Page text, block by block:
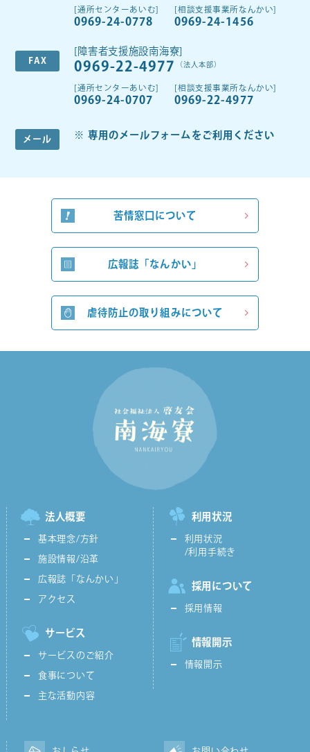
[通所センターあいむ]
0969-24-0778
[相談支援事業所なんかい]
0969-24-1456
FAX
[障害者支援施設南海寮]
0969-22-4977 （法人本部）
[通所センターあいむ]
0969-24-0707
[相談支援事業所なんかい]
0969-22-4977
メール 専用のメールフォームをご利用ください
苦情窓口について
広報誌「なんかい」
虐待防止の取り組みについて
法人概要
基本理念/方針
施設情報/沿革
広報誌「なんかい」
アクセス
サービス
サービスのご紹介
食事について
主な活動内容
利用状況
利用状況
/利用手続き
採用について
採用情報
情報開示
情報開示